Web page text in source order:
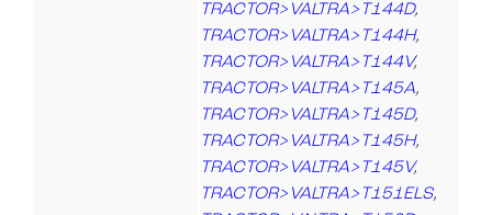
TRACTOR>VALTRA>T144D,
TRACTOR>VALTRA>T144H,
TRACTOR>VALTRA>T144V,
TRACTOR>VALTRA>T145A,
TRACTOR>VALTRA>T145D,
TRACTOR>VALTRA>T145H,
TRACTOR>VALTRA>T145V,
TRACTOR>VALTRA>T151ELS,